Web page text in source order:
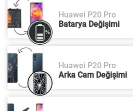
Huawei P20 Pro
Batarya Değişimi
Huawei P20 Pro
Arka Cam Değişimi